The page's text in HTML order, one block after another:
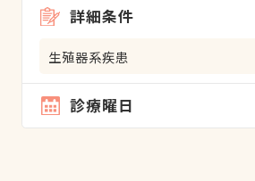
詳細条件
生殖器系疾患
診療曜日